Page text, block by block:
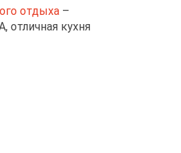
отдыха –
отличная кухня